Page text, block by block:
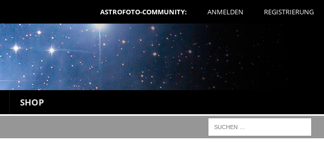
ASTROFOTO-COMMUNITY: ANMELDEN REGISTRIERUNG
SHOP